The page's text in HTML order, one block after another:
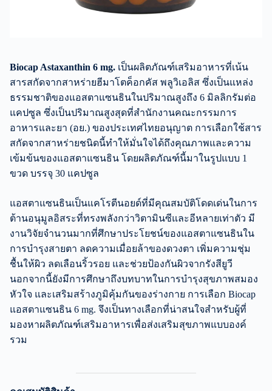
Biocap Astaxanthin 6 mg. เป็นผลิตภัณฑ์เสริมอาหารที่เน้น
สารสกัดจากสาหร่ายฮีมาโตค็อกคัส พลูวิเอลิส ซึ่งเป็นแหล่ง
ธรรมชาติของแอสตาแซนธินในปริมาณสูงถึง 6 มิลลิกรัมต่อ
แคปซูล ซึ่งเป็นปริมาณสูงสุดที่สำนักงานคณะกรรมการ
อาหารและยา (อย.) ของประเทศไทยอนุญาต การเลือกใช้สาร
สกัดจากสาหร่ายชนิดนี้ทำให้มั่นใจได้ถึงคุณภาพและความ
เข้มข้นของแอสตาแซนธิน โดยผลิตภัณฑ์นี้มาในรูปแบบ 1
ขวด บรรจุ 30 แคปซูล
แอสตาแซนธินเป็นแคโรตีนอยด์ที่มีคุณสมบัติโดดเด่นในการ
ต้านอนุมูลอิสระที่ทรงพลังกว่าวิตามินซีและอีหลายเท่าตัว มี
งานวิจัยจำนวนมากที่ศึกษาประโยชน์ของแอสตาแซนธินใน
การบำรุงสายตา ลดความเมื่อยล้าของดวงตา เพิ่มความชุ่ม
ชื้นให้ผิว ลดเลือนริ้วรอย และช่วยป้องกันผิวจากรังสียูวี
นอกจากนี้ยังมีการศึกษาถึงบทบาทในการบำรุงสุขภาพสมอง
หัวใจ และเสริมสร้างภูมิคุ้มกันของร่างกาย การเลือก Biocap
แอสตาแซนธิน 6 mg. จึงเป็นทางเลือกที่น่าสนใจสำหรับผู้ที่
มองหาผลิตภัณฑ์เสริมอาหารเพื่อส่งเสริมสุขภาพแบบองค์
รวม